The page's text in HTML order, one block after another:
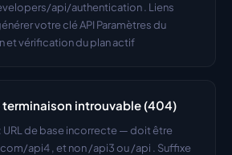
api/authentication . Liens
votre clé API Paramètres du
et vérification du plan actif
terminaison introuvable (404)
URL de base incorrecte — doit être
api4 , et non /api3 ou /api . Suffixe